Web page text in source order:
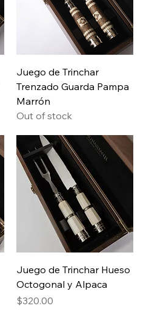
Juego de Trinchar
Trenzado Guarda Pampa
Marrón
Out of stock
Juego de Trinchar Hueso
Octogonal y Alpaca
Price
$320.00